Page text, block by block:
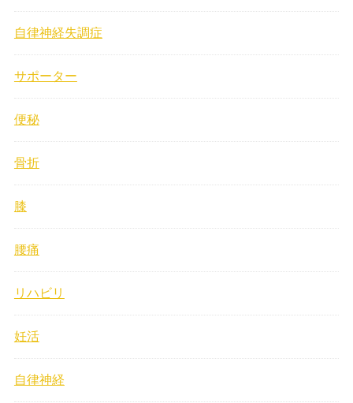
自律神経失調症
サポーター
便秘
骨折
膝
腰痛
リハビリ
妊活
自律神経